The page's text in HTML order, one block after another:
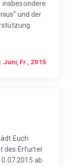
insbesondere
und der
Juni, Fr., 2015
Euch
des Erfurter
ab